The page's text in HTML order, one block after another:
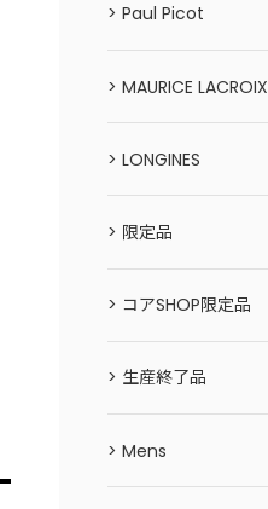
> Paul Picot
> MAURICE LACROIX
> LONGINES
> 限定品
> コアSHOP限定品
> 生産終了品
> Mens